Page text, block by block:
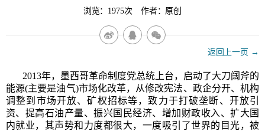
浏览：1975次 作者：原创
返回上一页 →
2013年，墨西哥革命制度党总统上台，启动了大刀阔斧的
能源(主要是油气)市场化改革，从修改宪法、政企分开、机构
调整到市场开放、矿权招标等，致力于打破垄断、开放引
资、提高石油产量、振兴国民经济、增加财政收入、扩大国
内就业，其声势和力度都很大，一度吸引了世界的目光，被